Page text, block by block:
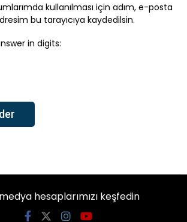
kullanılması için adım, e-posta
bu tarayıcıya kaydedilsin.
in digits:
hesaplarımızı keşfedin